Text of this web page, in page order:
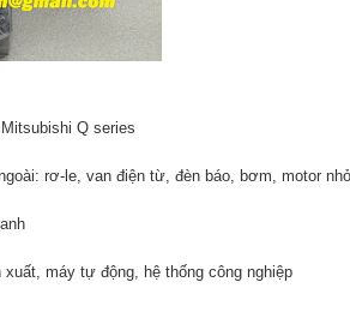
Q series
rơ-le, van điện từ, đèn báo, bơm, motor
máy tự động, hệ thống công nghiệp